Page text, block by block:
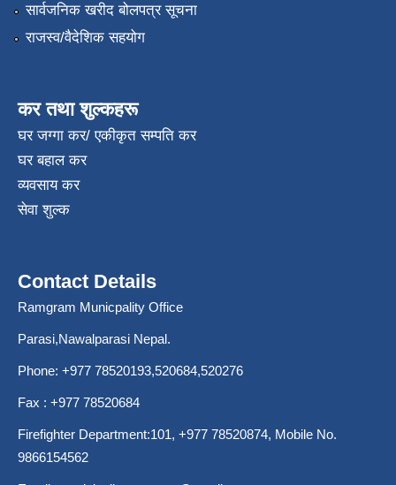
सार्वजनिक खरीद बोलपत्र सूचना
राजस्व/वैदेशिक सहयोग
कर तथा शुल्कहरू
घर जग्गा कर/ एकीकृत सम्पति कर
घर बहाल कर
व्यवसाय कर
सेवा शुल्क
Contact Details
Ramgram Municpality Office
Parasi,Nawalparasi Nepal.
Phone: +977 78520193,520684,520276
Fax : +977 78520684
Firefighter Department:101, +977 78520874, Mobile No.
9866154562